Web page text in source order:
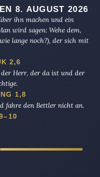
8. AUGUST 2026
ihn machen und ein
wird sagen: Wehe dem,
lange noch?), der sich mit
2,6
Herr, der da ist und der
1,8
fahre den Bettler nicht an.